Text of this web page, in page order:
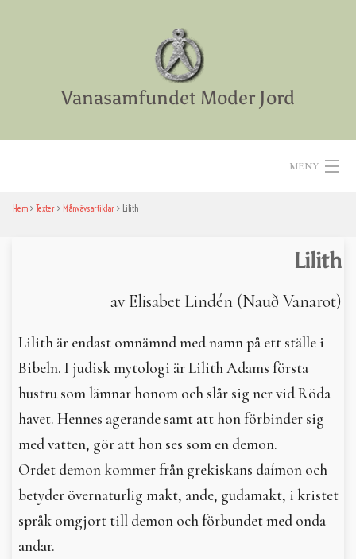
Vanasamfundet Moder Jord
MENY
Hem
Diverse
In English
Hem Texter Månvävsartiklar Lilith
Lilith
av Elisabet Lindén (Nauð Vanarot)
Lilith är endast omnämnd med namn på ett ställe i
Bibeln. I judisk mytologi är Lilith Adams första
hustru som lämnar honom och slår sig ner vid Röda
havet. Hennes agerande samt att hon förbinder sig
med vatten, gör att hon ses som en demon.
Ordet demon kommer från grekiskans daímon och
betyder övernaturlig makt, ande, gudamakt, i kristet
språk omgjort till demon och förbundet med onda
andar.